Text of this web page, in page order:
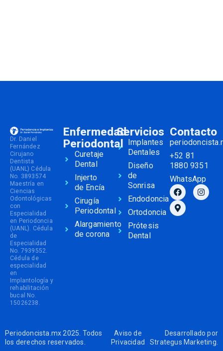
Dr. Daniel
Fernández
Cirujano
Dentista
(UANL) Cédula
No. 3893574
Maestría en
Ciencias
Odontológicas
con
Especialidad
en Periodoncia
(UANL). Cédula
de
Especialidad
No. 7939552.
Cédula de
especialidad
en
Implantología y
rehabilitación
bucal No.
15026238.
Enfermedad
Periodontal
Curetaje
Dental
Injerto
de Encía
Cirugía
Periodontal
Alargamiento
de corona
Servicios
Implantes
Dentales
Diseño
de
Sonrisa
Endodoncia
Ortodoncia
Prótesis
Dental
Contacto
+52 81
1880 9351
WhatsApp
Periodoncista.mx 2025. Todos
los derechos reservados.
Aviso de
Privacidad
Desarrollado por
Strategus Marketing